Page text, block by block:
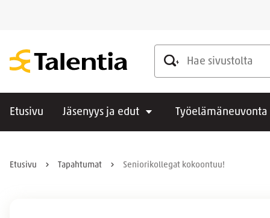
Hae sivustolta
Etusivu Jäsenyys ja edut Työelämäneuvonta
Etusivu Tapahtumat Seniorikollegat kokoontuu!